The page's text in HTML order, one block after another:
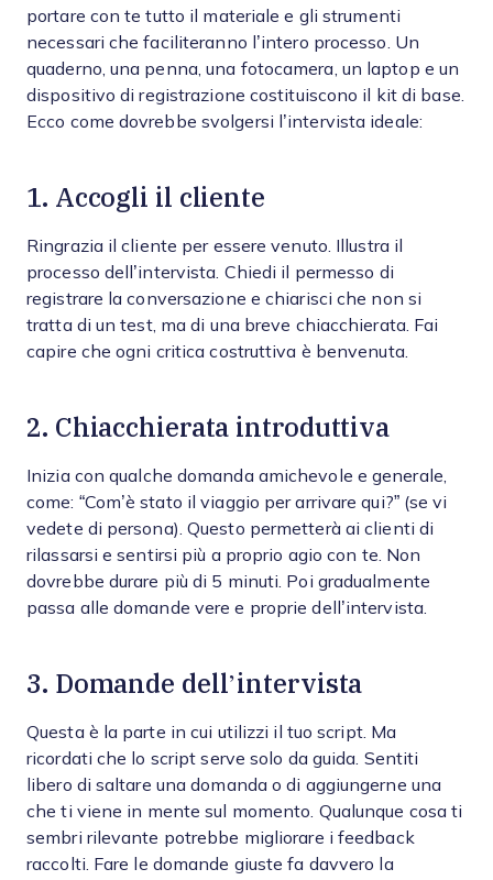
portare con te tutto il materiale e gli strumenti
necessari che faciliteranno l’intero processo. Un
quaderno, una penna, una fotocamera, un laptop e un
dispositivo di registrazione costituiscono il kit di base.
Ecco come dovrebbe svolgersi l’intervista ideale:
1. Accogli il cliente
Ringrazia il cliente per essere venuto. Illustra il
processo dell’intervista. Chiedi il permesso di
registrare la conversazione e chiarisci che non si
tratta di un test, ma di una breve chiacchierata. Fai
capire che ogni critica costruttiva è benvenuta.
2. Chiacchierata introduttiva
Inizia con qualche domanda amichevole e generale,
come: “Com’è stato il viaggio per arrivare qui?” (se vi
vedete di persona). Questo permetterà ai clienti di
rilassarsi e sentirsi più a proprio agio con te. Non
dovrebbe durare più di 5 minuti. Poi gradualmente
passa alle domande vere e proprie dell’intervista.
3. Domande dell’intervista
Questa è la parte in cui utilizzi il tuo script. Ma
ricordati che lo script serve solo da guida. Sentiti
libero di saltare una domanda o di aggiungerne una
che ti viene in mente sul momento. Qualunque cosa ti
sembri rilevante potrebbe migliorare i feedback
raccolti. Fare le domande giuste fa davvero la